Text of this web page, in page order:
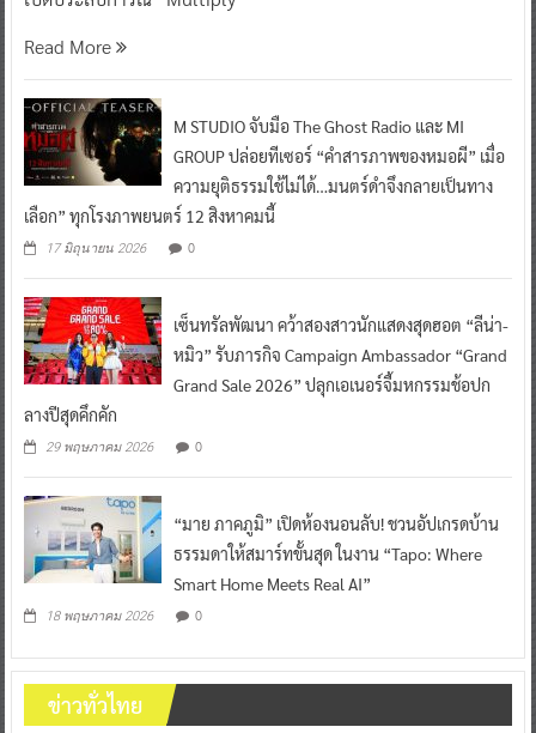
Read More
M STUDIO จับมือ The Ghost Radio และ MI
GROUP ปล่อยทีเซอร์ “คำสารภาพของหมอผี” เมื่อ
ความยุติธรรมใช้ไม่ได้…มนตร์ดำจึงกลายเป็นทาง
เลือก” ทุกโรงภาพยนตร์ 12 สิงหาคมนี้
17 มิถุนายน 2026 0
เซ็นทรัลพัฒนา คว้าสองสาวนักแสดงสุดฮอต “ลีน่า-
หมิว” รับภารกิจ Campaign Ambassador “Grand
Grand Sale 2026” ปลุกเอเนอร์จี้มหกรรมช้อปก
ลางปีสุดคึกคัก
29 พฤษภาคม 2026 0
“มาย ภาคภูมิ” เปิดห้องนอนลับ! ชวนอัปเกรดบ้าน
ธรรมดาให้สมาร์ทขั้นสุด ในงาน “Tapo: Where
Smart Home Meets Real AI”
18 พฤษภาคม 2026 0
ข่าวทั่วไทย